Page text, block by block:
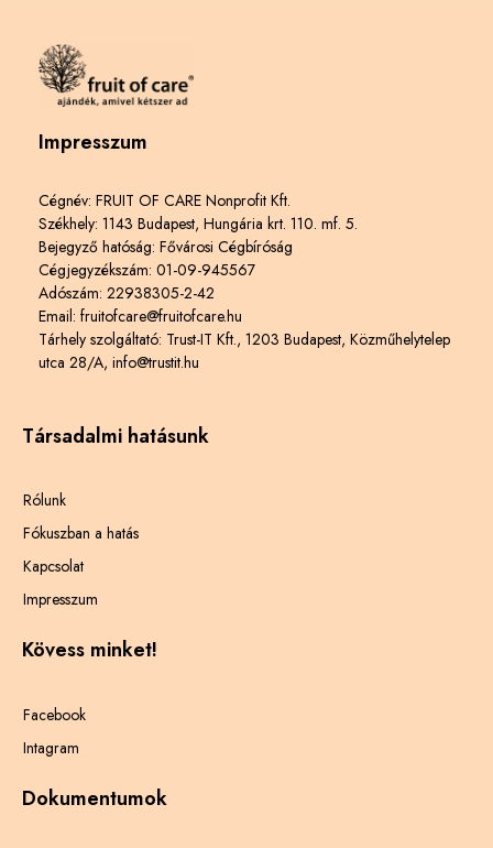
Impresszum
Cégnév: FRUIT OF CARE Nonprofit Kft.
Székhely: 1143 Budapest, Hungária krt. 110. mf. 5.
Bejegyző hatóság: Fővárosi Cégbíróság
Cégjegyzékszám: 01-09-945567
Adószám: 22938305-2-42
Email: fruitofcare@fruitofcare.hu
Tárhely szolgáltató: Trust-IT Kft., 1203 Budapest, Közműhelytelep
utca 28/A, info@trustit.hu
Társadalmi hatásunk
Rólunk
Fókuszban a hatás
Kapcsolat
Impresszum
Kövess minket!
Facebook
Intagram
Dokumentumok